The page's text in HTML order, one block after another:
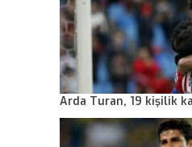
Arda Turan, 19 kişilik